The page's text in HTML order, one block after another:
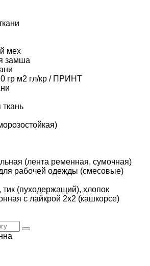
мех
замша
гр м2 гл/кр / ПРИНТ
(лента ременная, сумочная)
рабочей одежды (смесовые)
тик (пуходержащий), хлопок
с лайкрой 2х2 (кашкорсе)